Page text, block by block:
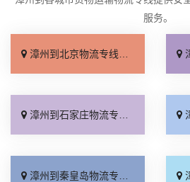
服务。
漳州到北京物流专线_多少公里「快运直达」
漳州到石家庄物流专线_几天到达「快速直达」
漳州到秦皇岛物流专线_直达到站「要多少钱」